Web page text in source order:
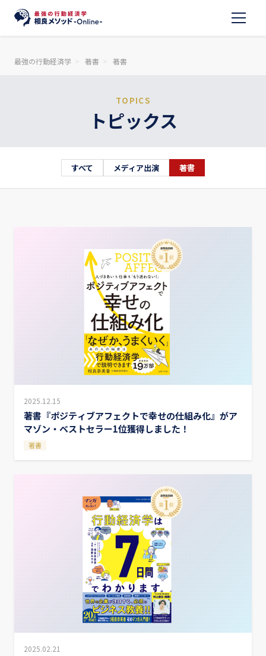
最強の行動経済学 著書 著書
TOPICS
トピックス
すべて メディア出演 著書
2025.12.15
著書『ポジティブアフェクトで幸せの仕組み化』がア
マゾン・ベストセラー1位獲得しました！
著書
2025.02.21